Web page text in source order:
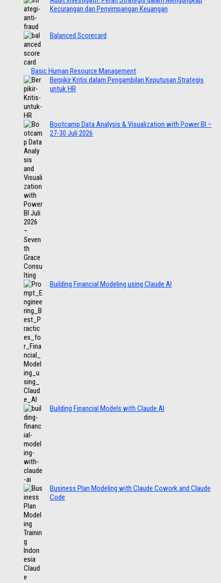
Kecurangan dan Penyimpangan Keuangan
Balanced Scorecard
Basic Human Resource Management
Berpikir Kritis dalam Pengambilan Keputusan Strategis
untuk HR
Bootcamp Data Analysis & Visualization with Power BI –
27-30 Juli 2026
Building Financial Modeling using Claude AI
Building Financial Models with Claude AI
Business Plan Modeling with Claude Cowork and Claude
Code